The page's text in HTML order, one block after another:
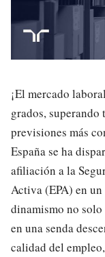
¡El mercado
grados, superando
previsiones más
España se ha
afiliación a la
Activa (EPA) en
dinamismo no solo
en una senda
calidad del